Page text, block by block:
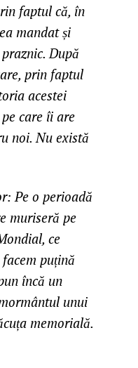
faptul că, în
mandat și
După
prin faptul
acestei
care îi are
noi. Nu există
Pe o perioadă
muriseră pe
ce
puțină
încă un
unui
memorială.